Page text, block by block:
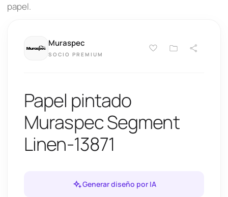
papel.
Muraspec
SOCIO PREMIUM
Papel pintado
Muraspec Segment
Linen-13871
Generar diseño por IA